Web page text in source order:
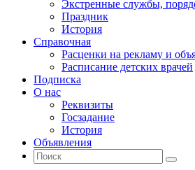
Экстренные службы,
Праздник
История
Справочная
Расценки на рекламу и
Расписание детских врачей
Подписка
О нас
Реквизиты
Госзадание
История
Объявления
Поиск
Искать:
Поиск